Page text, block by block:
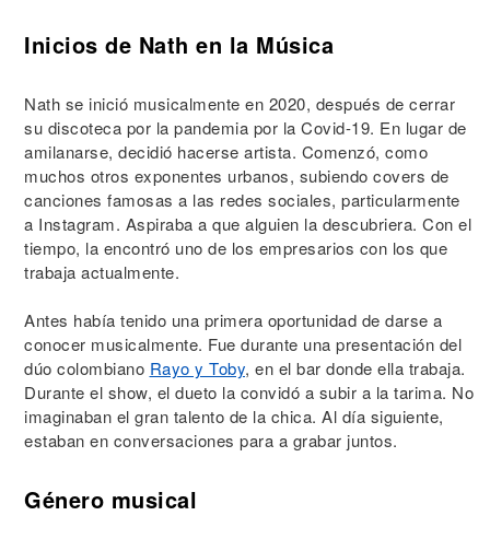
Inicios de Nath en la Música
Nath se inició musicalmente en 2020, después de cerrar
su discoteca por la pandemia por la Covid-19. En lugar de
amilanarse, decidió hacerse artista. Comenzó, como
muchos otros exponentes urbanos, subiendo covers de
canciones famosas a las redes sociales, particularmente
a Instagram. Aspiraba a que alguien la descubriera. Con el
tiempo, la encontró uno de los empresarios con los que
trabaja actualmente.
Antes había tenido una primera oportunidad de darse a
conocer musicalmente. Fue durante una presentación del
dúo colombiano Rayo y Toby, en el bar donde ella trabaja.
Durante el show, el dueto la convidó a subir a la tarima. No
imaginaban el gran talento de la chica. Al día siguiente,
estaban en conversaciones para a grabar juntos.
Género musical